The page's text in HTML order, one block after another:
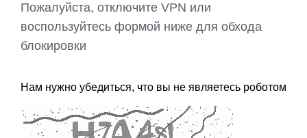
Пожалуйста, отключите VPN или
воспользуйтесь формой ниже для обхода
блокировки
Нам нужно убедиться, что вы не являетесь роботом